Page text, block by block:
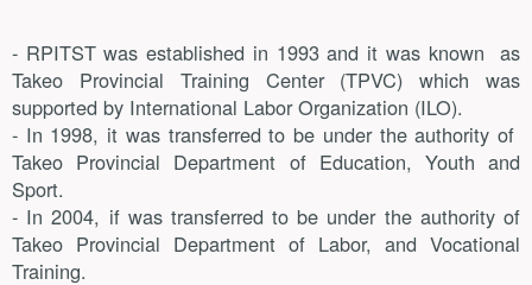
- RPITST was established in 1993 and it was known as
Takeo Provincial Training Center (TPVC) which was
supported by International LaborOrganization (ILO).
- In 1998, it was transferred to be under the authority of
Takeo Provincial Department of Education, Youth and
Sport.
- In 2004, if was transferred to be under the authority of
Takeo Provincial Department of Labor, and Vocational
Training.